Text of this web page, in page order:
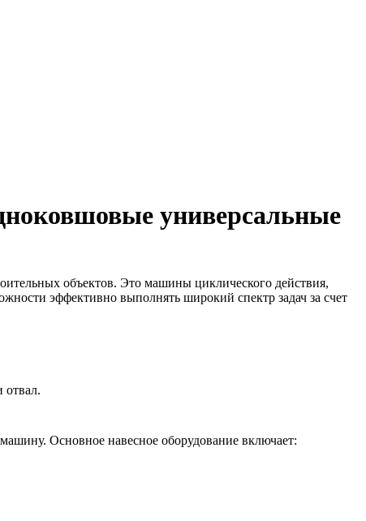
универсальные
объектов. Это машины циклического действия,
эффективно выполнять широкий спектр задач за счет
отвал.
Основное навесное оборудование включает: